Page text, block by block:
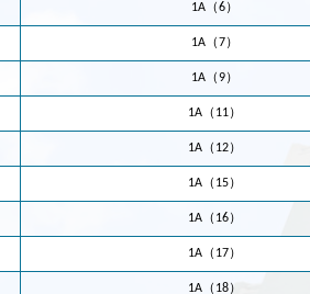
1A（6）
1A（7）
1A（9）
1A（11）
1A（12）
1A（15）
1A（16）
1A（17）
1A（18）